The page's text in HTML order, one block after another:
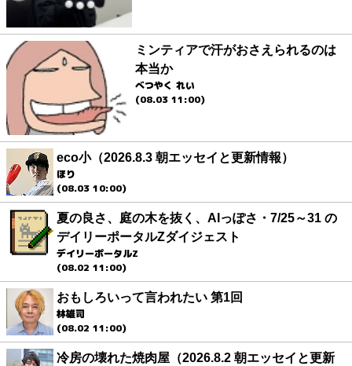
ミンティアで汗がおさえられるのは
本当か
べつやく れい
(08.03 11:00)
eco小（2026.8.3 朝エッセイと更新情報）
ほり
(08.03 10:00)
夏の良さ、庭の木を抜く、AIっぽさ・7/25～31 の
デイリーポータルZダイジェスト
デイリーポータルZ
(08.02 11:00)
おもしろいって言われたい 第1回
林雄司
(08.02 11:00)
冷房の壊れた焼肉屋（2026.8.2 朝エッセイと更新